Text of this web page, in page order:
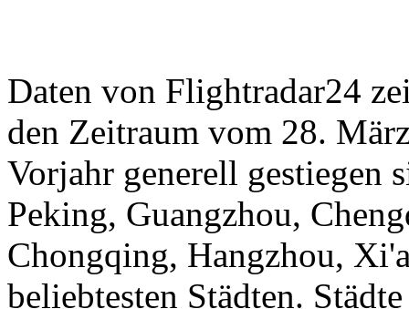
Daten von Flightradar24
den Zeitraum vom 28.
Vorjahr generell gestiegen
Peking, Guangzhou,
Chongqing, Hangzhou,
beliebtesten Städten.